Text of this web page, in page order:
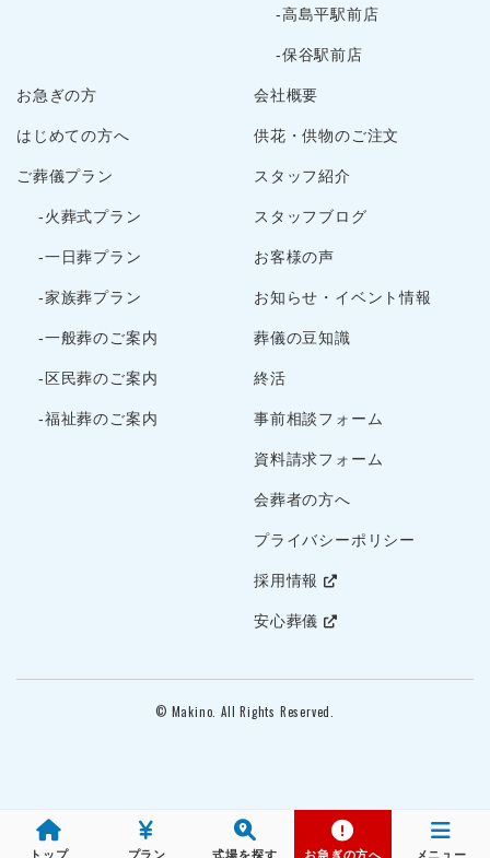
トップ プラン 式場を探す お急ぎの方へ メニュー
2023年5月
2023年3月
2022年10月
2022年9月
2022年8月
2022年4月
2022年3月
2021年2月
お急ぎの方
はじめての方へ
ご葬儀プラン
-火葬式プラン
-一日葬プラン
-家族葬プラン
-一般葬のご案内
-区民葬のご案内
-福祉葬のご案内
-高島平駅前店
-保谷駅前店
会社概要
供花・供物のご注文
スタッフ紹介
スタッフブログ
お客様の声
お知らせ・イベント情報
葬儀の豆知識
終活
事前相談フォーム
資料請求フォーム
会葬者の方へ
プライバシーポリシー
採用情報
安心葬儀
© Makino. All Rights Reserved.